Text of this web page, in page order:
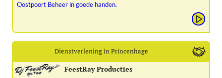
Oostpoort Beheer in goede handen.
Dienstverlening in Princenhage
FeestRay Producties